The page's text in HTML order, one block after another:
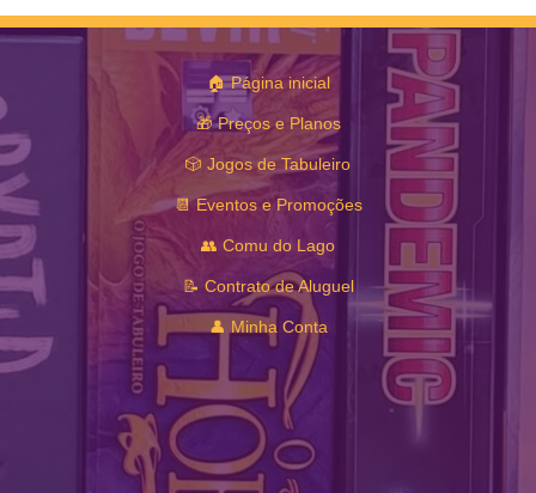
🏠 Página inicial
🎁 Preços e Planos
🎲 Jogos de Tabuleiro
📆 Eventos e Promoções
👥 Comu do Lago
📝 Contrato de Aluguel
👤 Minha Conta